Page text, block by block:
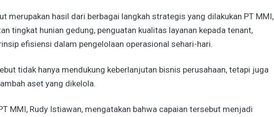
merupakan hasil dari berbagai langkah strategis yang dilakukan PT MMI,
tingkat hunian gedung, penguatan kualitas layanan kepada tenant,
efisiensi dalam pengelolaan operasional sehari-hari.
tidak hanya mendukung keberlanjutan bisnis perusahaan, tetapi juga
aset yang dikelola.
MMI, Rudy Istiawan, mengatakan bahwa capaian tersebut menjadi